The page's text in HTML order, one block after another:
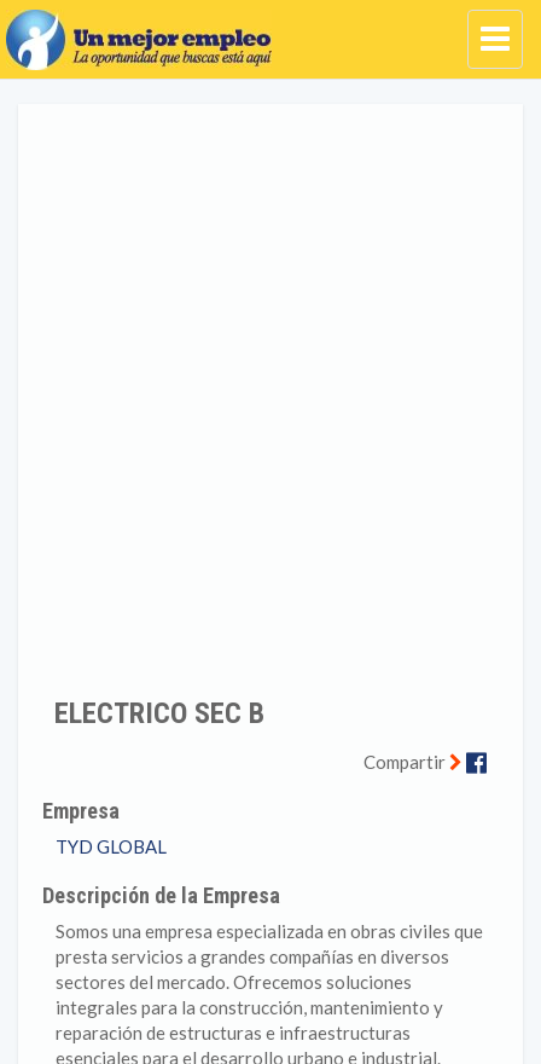
ELECTRICO SEC B
Compartir
Empresa
TYD GLOBAL
Descripción de la Empresa
Somos una empresa especializada en obras civiles que
presta servicios a grandes compañías en diversos
sectores del mercado. Ofrecemos soluciones
integrales para la construcción, mantenimiento y
reparación de estructuras e infraestructuras
esenciales para el desarrollo urbano e industrial.